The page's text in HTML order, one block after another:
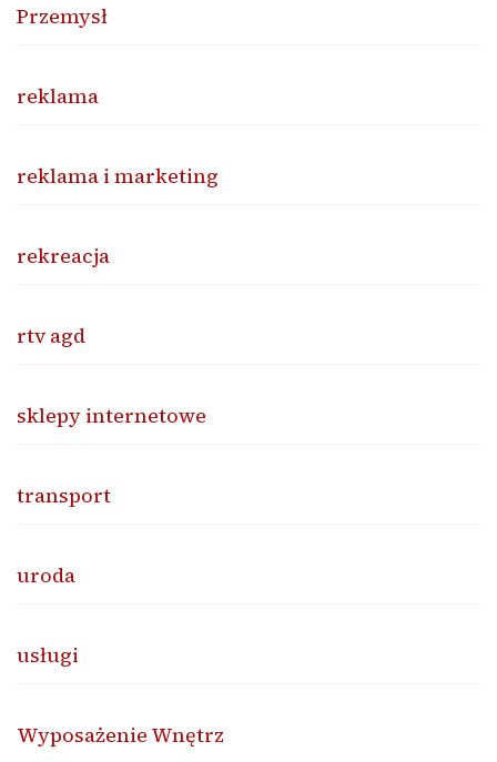
Przemysł
reklama
reklama i marketing
rekreacja
rtv agd
sklepy internetowe
transport
uroda
usługi
Wyposażenie Wnętrz